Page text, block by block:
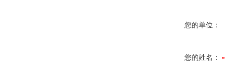
您的单位：
您的姓名：